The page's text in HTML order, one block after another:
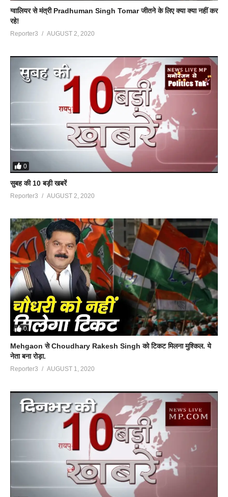
ग्वालियर से मंत्री Pradhuman Singh Tomar जीतने के लिए क्या क्या नहीं कर
रहे!
Reporter3 AUGUST 2, 2020
0
सुबह की 10 बड़ी खबरें
Reporter3 AUGUST 2, 2020
0
Mehgaon से Choudhary Rakesh Singh को टिकट मिलना मुश्किल. ये
नेता बना रोड़ा.
Reporter3 AUGUST 1, 2020